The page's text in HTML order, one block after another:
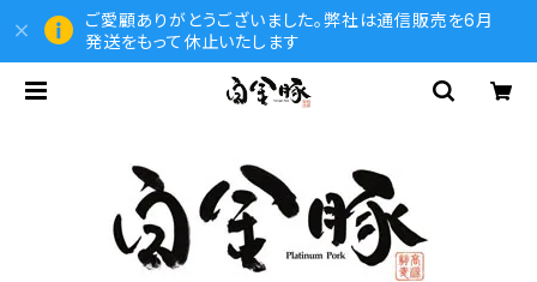
ご愛顧ありがとうございました。弊社は通信販売を6月
発送をもって休止いたします